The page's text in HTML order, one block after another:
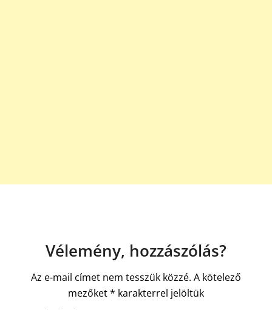
Vélemény, hozzászólás?
Az e-mail címet nem tesszük közzé. A kötelező
mezőket* karakterrel jelöltük